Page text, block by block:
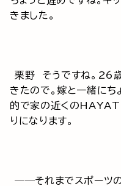
きました。
栗野 そうですね。26
きたので。嫁と一緒にち
的で家の近くの
りになります。
──それまでスポーツ